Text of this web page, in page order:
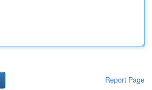
Report Page